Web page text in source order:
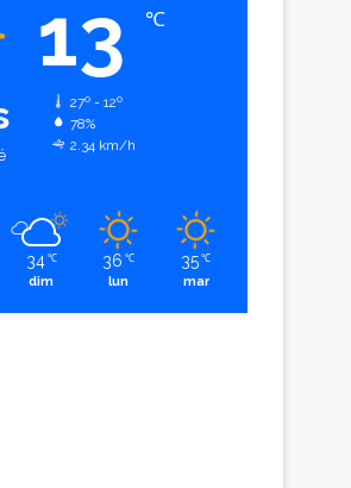
13 ℃
27º - 12º
78%
2.34 km/h
34 ℃
dim
36 ℃
lun
35 ℃
mar